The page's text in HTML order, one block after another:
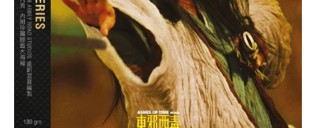
在
相
簿
中
開
啟